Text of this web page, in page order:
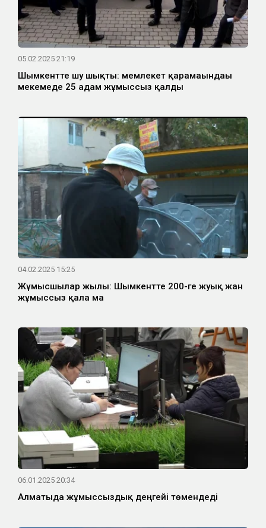
05.02.2025 21:19
Шымкентте шу шықты: мемлекет қарамағындағы
мекемеде 25 адам жұмыссыз қалды
04.02.2025 15:25
Жұмысшылар жылы: Шымкентте 200-ге жуық жан
жұмыссыз қала ма
06.01.2025 20:34
Алматыда жұмыссыздық деңгейі төмендеді